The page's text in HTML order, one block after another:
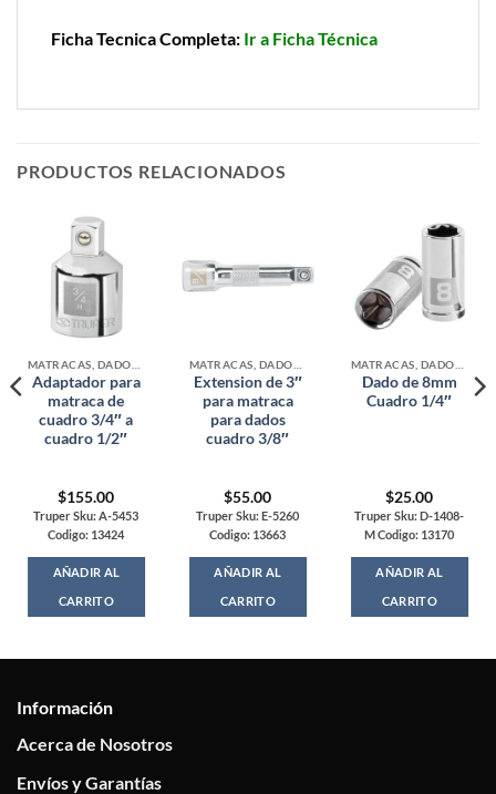
Ficha Tecnica Completa: Ir a Ficha Técnica
PRODUCTOS RELACIONADOS
Adaptador para
matraca de
cuadro 3/4″ a
cuadro 1/2″
$155.00
Truper Sku: A-5453
Codigo: 13424
AÑADIR AL
CARRITO
Extension de 3″
para matraca
para dados
cuadro 3/8″
$55.00
Truper Sku: E-5260
Codigo: 13663
AÑADIR AL
CARRITO
Dado de 8mm
Cuadro 1/4″
$25.00
Truper Sku: D-1408-
M Codigo: 13170
AÑADIR AL
CARRITO
Información
Acerca de Nosotros
Envíos y Garantías